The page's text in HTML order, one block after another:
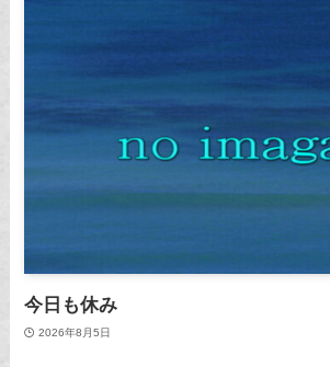
今日も休み
2026年8月5日